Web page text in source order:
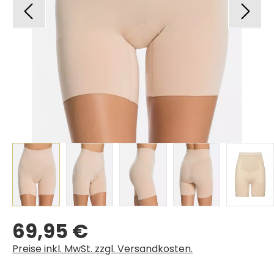
Regulärer Preis:
69,95 €
Preise inkl. MwSt. zzgl. Versandkosten.